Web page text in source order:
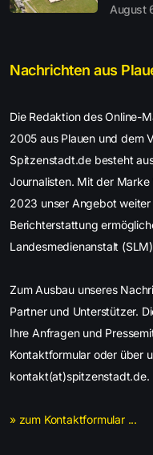
August
Nachrichten aus
Die Redaktion des Online-
2005 aus Plauen und dem
Spitzenstadt.de besteht
Journalisten. Mit der
2023 unser Angebot
Berichterstattung
Landesmedienanstalt
Zum Ausbau unseres
Partner und Unterstützer.
Ihre Anfragen und
Kontaktformular oder über
kontakt(at)spitzenstadt.de.
» zum Kontaktformular ...